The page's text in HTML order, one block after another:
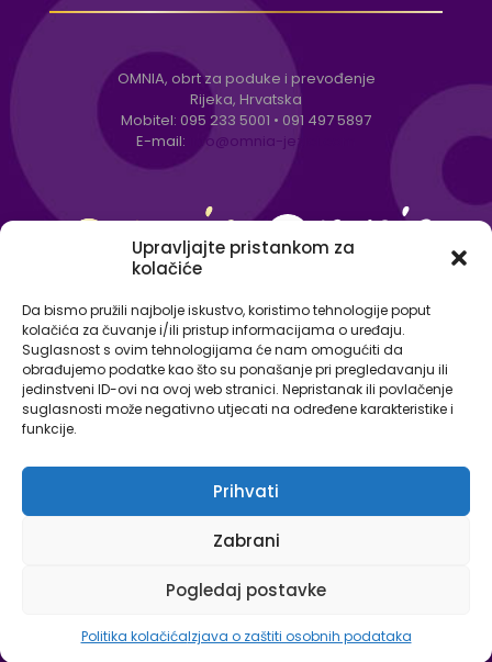
Upravljajte pristankom za
kolačiće
Da bismo pružili najbolje iskustvo, koristimo tehnologije poput
kolačića za čuvanje i/ili pristup informacijama o uređaju.
Suglasnost s ovim tehnologijama će nam omogućiti da
obrađujemo podatke kao što su ponašanje pri pregledavanju ili
jedinstveni ID-ovi na ovoj web stranici. Nepristanak ili povlačenje
suglasnosti može negativno utjecati na određene karakteristike i
funkcije.
Prihvati
Zabrani
Pogledaj postavke
Politika kolačićaIzjava o zaštiti osobnih podataka
OMNIA, obrt za poduke i prevođenje
Rijeka, Hrvatska
Mobitel: 095 233 5001 • 091 497 5897
E-mail:
info@omnia-jezici.com
© Omnia - centar za strane jezike 2026. Sva prava